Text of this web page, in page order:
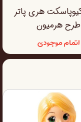
هری پاتر
طرح هرمیون
اتمام موجودی